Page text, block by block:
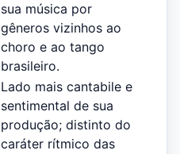
sua música por
gêneros vizinhos ao
choro e ao tango
brasileiro.
Lado mais cantabile e
sentimental de sua
produção; distinto do
caráter rítmico das